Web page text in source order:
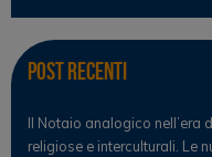
Post Recenti
Il Notaio analogico nell’era
religiose e interculturali. Le